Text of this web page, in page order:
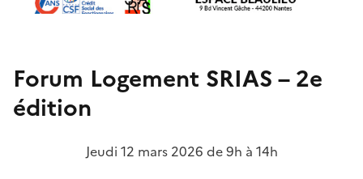
Forum Logement SRIAS – 2e
édition
Jeudi 12 mars 2026 de 9h à 14h